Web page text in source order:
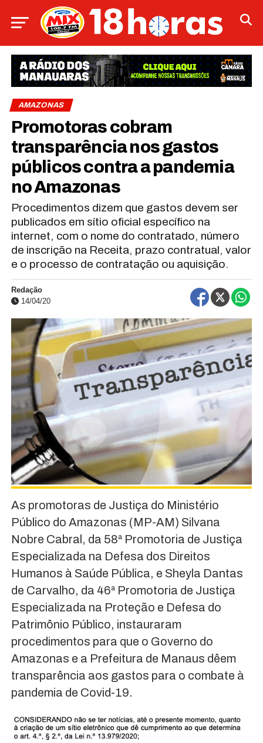
AMAZONAS
Promotoras cobram
transparência nos gastos
públicos contra a pandemia
no Amazonas
Procedimentos dizem que gastos devem ser
publicados em sítio oficial específico na
internet, com o nome do contratado, número
de inscrição na Receita, prazo contratual, valor
e o processo de contratação ou aquisição.
Redação
14/04/20
As promotoras de Justiça do Ministério
Público do Amazonas (MP-AM) Silvana
Nobre Cabral, da 58ª Promotoria de Justiça
Especializada na Defesa dos Direitos
Humanos à Saúde Pública, e Sheyla Dantas
de Carvalho, da 46ª Promotoria de Justiça
Especializada na Proteção e Defesa do
Patrimônio Público, instauraram
procedimentos para que o Governo do
Amazonas e a Prefeitura de Manaus dêem
transparência aos gastos para o combate à
pandemia de Covid-19.